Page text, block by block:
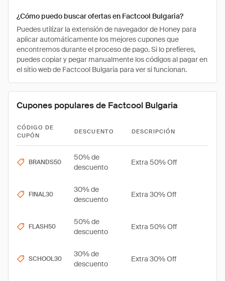
¿Cómo puedo buscar ofertas en Factcool Bulgaria?
Puedes utilizar la extensión de navegador de Honey para
aplicar automáticamente los mejores cupones que
encontremos durante el proceso de pago. Si lo prefieres,
puedes copiar y pegar manualmente los códigos al pagar en
el sitio web de Factcool Bulgaria para ver si funcionan.
Cupones populares de Factcool Bulgaria
CÓDIGO DE
CUPÓN
DESCUENTO DESCRIPCIÓN
BRANDS50
50% de
descuento
Extra 50% Off
FINAL30
30% de
descuento
Extra 30% Off
FLASH50
50% de
descuento
Extra 50% Off
SCHOOL30
30% de
descuento
Extra 30% Off